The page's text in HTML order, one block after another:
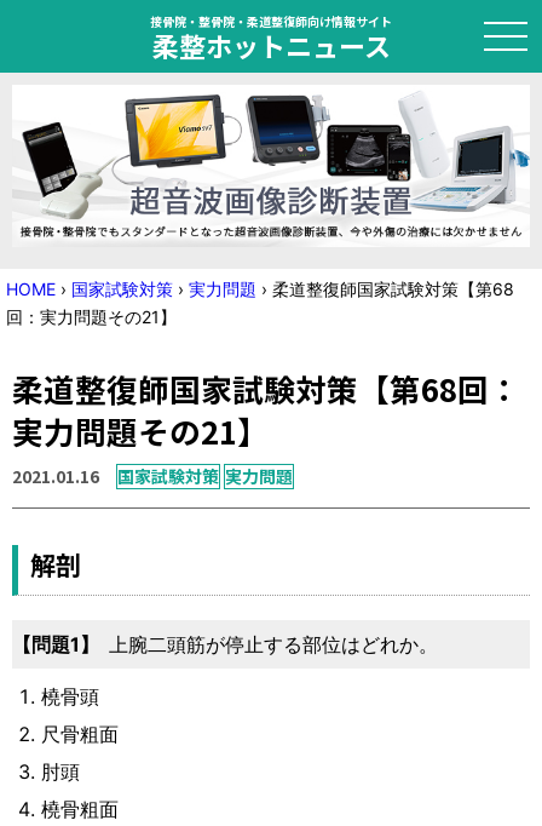
接骨院・整骨院・柔道整復師向け情報サイト
柔整ホットニュース
HOME
トピック
ニュース
国家試験対策
学会・セミナー情報
運営元
HOME › 国家試験対策 › 実力問題 › 柔道整復師国家試験対策【第68
回：実力問題その21】
柔道整復師国家試験対策【第68回：
実力問題その21】
2021.01.16 国家試験対策 実力問題
解剖
1 上腕二頭筋が停止する部位はどれか。
橈骨頭
尺骨粗面
肘頭
橈骨粗面